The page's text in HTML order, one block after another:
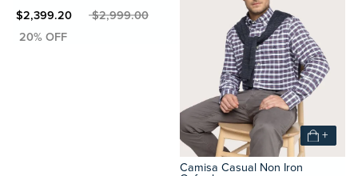
$2,399.20MXN $2,999.00
+
Camisa Casual Non Iron